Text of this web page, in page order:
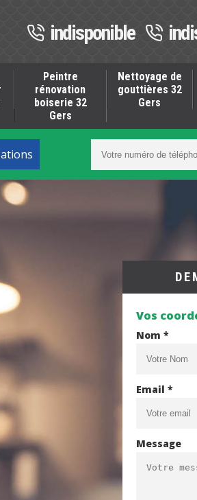
indisponible
Peintre
rénovation
boiserie 32
Gers
Nettoyage de
gouttières 32
Gers
Vos
Nom *
Email *
Message